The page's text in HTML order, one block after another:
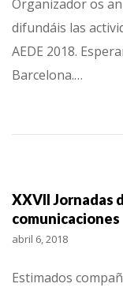
Organizador os
difundáis las
AEDE 2018.
Barcelona.…
XXVII Jornadas
comunicaciones
abril 6, 2018
Estimados